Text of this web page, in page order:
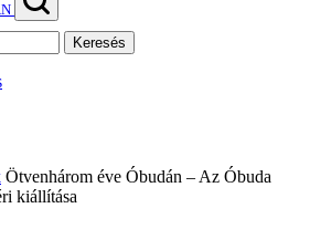
Keresés
Ötvenhárom éve Óbudán – Az Óbuda
kiállítása